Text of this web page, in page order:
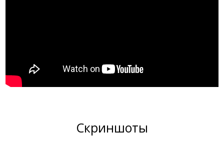
Скриншоты